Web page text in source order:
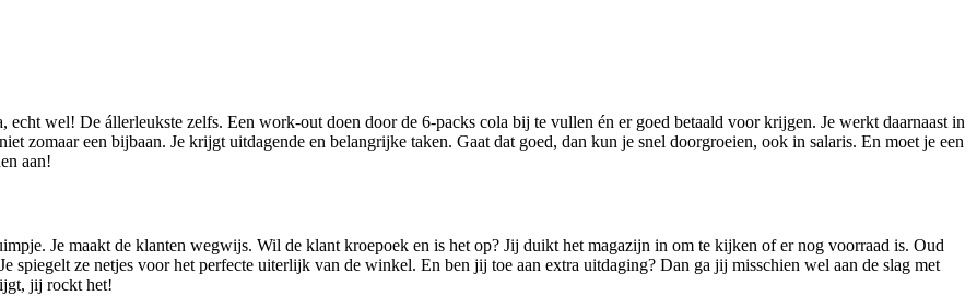
echt wel! De állerleukste zelfs. Een work-out doen door de 6-packs cola bij te vullen én er goed betaald voor krijgen. Je werkt daarnaast in
zomaar een bijbaan. Je krijgt uitdagende en belangrijke taken. Gaat dat goed, dan kun je snel doorgroeien, ook in salaris. En moet je een
aan!
Je maakt de klanten wegwijs. Wil de klant kroepoek en is het op? Jij duikt het magazijn in om te kijken of er nog voorraad is. Oud
spiegelt ze netjes voor het perfecte uiterlijk van de winkel. En ben jij toe aan extra uitdaging? Dan ga jij misschien wel aan de slag met
jij rockt het!